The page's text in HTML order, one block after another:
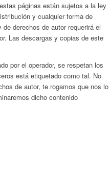
páginas están sujetos a la ley
y cualquier forma de
derechos de autor requerirá el
Las descargas y copias de este
por el operador, se respetan los
está etiquetado como tal. No
de autor, te rogamos que nos lo
dicho contenido